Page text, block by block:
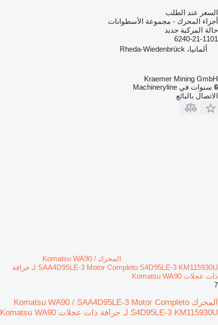
السعر عند الطلب
أجزاء المحرك - مجموعة الأسطوانات
حالة المركبة جديد
6240-21-1101
ألمانيا، Rheda-Wiedenbrück
Kraemer Mining GmbH
6 سنوات في Machineryline
الاتصال بالبائع
المحرك Komatsu WA90 /
SAA4D95LE-3 Motor Completo S4D95LE-3 KM115930U لـ جرافة
ذات عجلات Komatsu WA90
7
المحرك Komatsu WA90 / SAA4D95LE-3 Motor Completo
S4D95LE-3 KM115930U لـ جرافة ذات عجلات Komatsu WA90